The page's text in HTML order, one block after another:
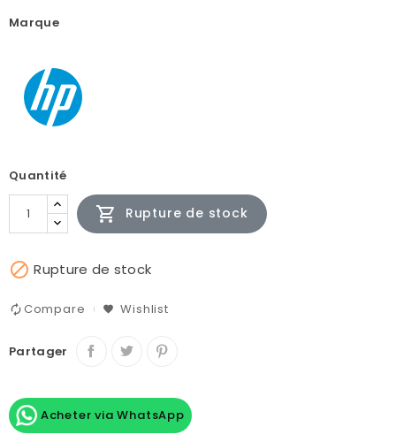
Marque
Quantité
 Rupture de stock
 Rupture de stock
Compare Wishlist
Partager
Acheter via WhatsApp